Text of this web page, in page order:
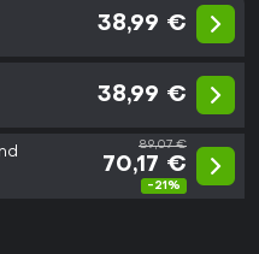
38,99 €
38,99 €
89,07 €
70,17 €
-21%